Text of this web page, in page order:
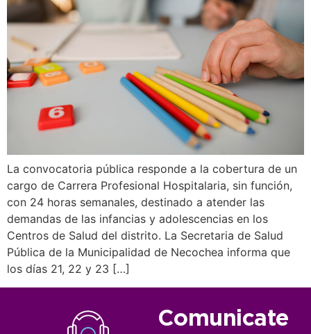
La convocatoria pública responde a la cobertura de un
cargo de Carrera Profesional Hospitalaria, sin función,
con 24 horas semanales, destinado a atender las
demandas de las infancias y adolescencias en los
Centros de Salud del distrito. La Secretaria de Salud
Pública de la Municipalidad de Necochea informa que
los días 21, 22 y 23 […]
Comunicate